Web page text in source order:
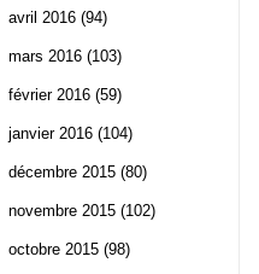
avril 2016 (94)
mars 2016 (103)
février 2016 (59)
janvier 2016 (104)
décembre 2015 (80)
novembre 2015 (102)
octobre 2015 (98)